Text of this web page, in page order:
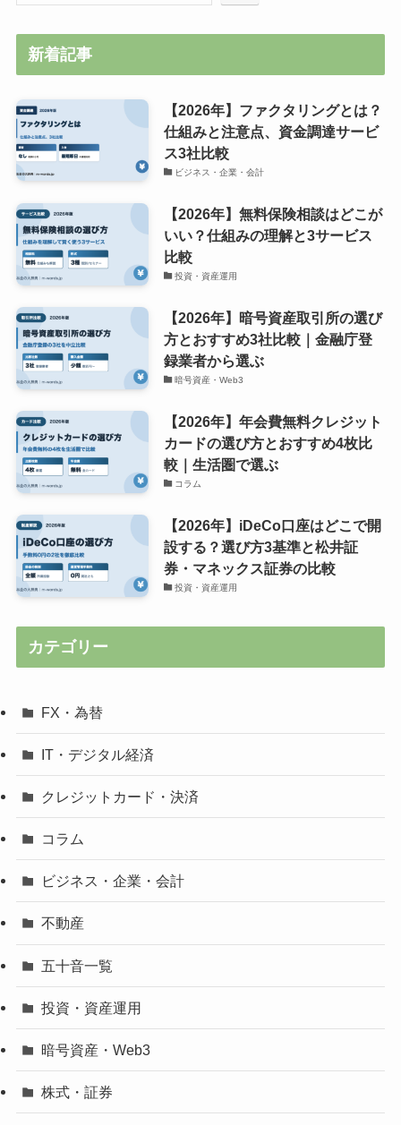
新着記事
【2026年】ファクタリングとは？
仕組みと注意点、資金調達サービ
ス3社比較
ビジネス・企業・会計
【2026年】無料保険相談はどこが
いい？仕組みの理解と3サービス
比較
投資・資産運用
【2026年】暗号資産取引所の選び
方とおすすめ3社比較｜金融庁登
録業者から選ぶ
暗号資産・Web3
【2026年】年会費無料クレジット
カードの選び方とおすすめ4枚比
較｜生活圏で選ぶ
コラム
【2026年】iDeCo口座はどこで開
設する？選び方3基準と松井証
券・マネックス証券の比較
投資・資産運用
カテゴリー
FX・為替
IT・デジタル経済
クレジットカード・決済
コラム
ビジネス・企業・会計
不動産
五十音一覧
投資・資産運用
暗号資産・Web3
株式・証券